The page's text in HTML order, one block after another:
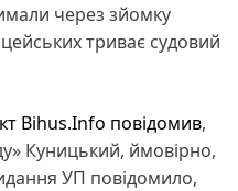
через зйомку
триває судовий
Bihus.Info повідомив,
Куницький, ймовірно,
УП повідомило,